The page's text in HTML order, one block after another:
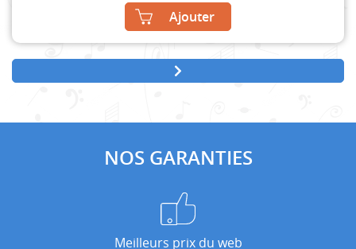
Ajouter
NOS GARANTIES
Meilleurs prix du web